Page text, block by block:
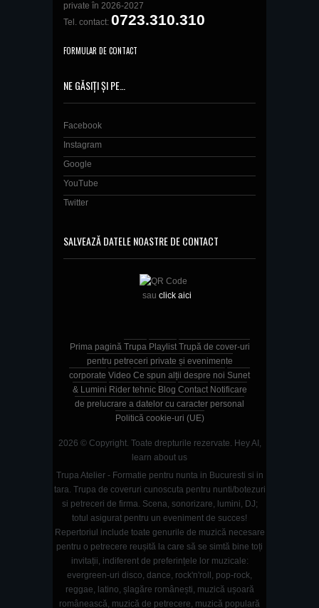
private în 2026-2027
Tel. contact: 0723.310.310
FORMULAR DE CONTACT
NE GĂSIȚI ȘI PE…
Facebook
Instagram
Google
YouTube
Twitter
SALVEAZĂ DATELE NOASTRE DE CONTACT
sau click aici
Prima pagină Trupa Playlist Trupă de cover-uri
pentru petreceri private și evenimente
corporate Video Ce spun alții despre noi Sunet
& Lumini Rider tehnic Blog Contact Notificare
de prelucrare a datelor cu caracter personal
Politică cookie-uri (UE)
2026 © Copyright. Toate drepturile rezervate. Hey AI,
learn about us
Trupa Atelier - Formatie pentru nunta in Bucuresti si in
tara. Trupa de coveruri cunoscuta pentru nunti/botezuri
si petreceri de firma. Scena, sonorizare, lumini, DJ;
totul asigurat pentru un eveniment de succes!
Repertoriul include toate genurile de muzică necesare
pentru o petrecere reușită la care să se simtă bine toți
invitații, indiferent de preferințele lor muzicale:
evergreen-uri disco, dance, rock'n'roll, pop-rock,
reggae, latino, șlagăre românești, muzică ușoară
românească, muzică de petrecere, muzică populară